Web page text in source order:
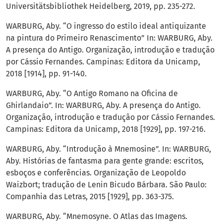
Universitätsbibliothek Heidelberg, 2019, pp. 235-272.
WARBURG, Aby. “O ingresso do estilo ideal antiquizante
na pintura do Primeiro Renascimento” In: WARBURG, Aby.
A presença do Antigo. Organização, introdução e tradução
por Cássio Fernandes. Campinas: Editora da Unicamp,
2018 [1914], pp. 91-140.
WARBURG, Aby. “O Antigo Romano na Oficina de
Ghirlandaio”. In: WARBURG, Aby. A presença do Antigo.
Organização, introdução e tradução por Cássio Fernandes.
Campinas: Editora da Unicamp, 2018 [1929], pp. 197-216.
WARBURG, Aby. “Introdução à Mnemosine”. In: WARBURG,
Aby. Histórias de fantasma para gente grande: escritos,
esboços e conferências. Organização de Leopoldo
Waizbort; tradução de Lenin Bicudo Bárbara. São Paulo:
Companhia das Letras, 2015 [1929], pp. 363-375.
WARBURG, Aby. “Mnemosyne. O Atlas das Imagens.